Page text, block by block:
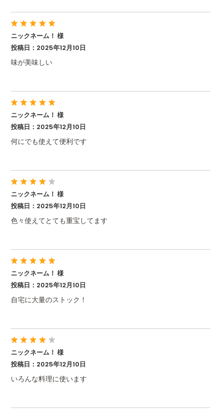
ニックネーム！ 様
投稿日：2025年12月10日
味が美味しい
ニックネーム！ 様
投稿日：2025年12月10日
何にでも使えて便利です
ニックネーム！ 様
投稿日：2025年12月10日
色々使えてとても重宝してます
ニックネーム！ 様
投稿日：2025年12月10日
自宅に大量のストック！
ニックネーム！ 様
投稿日：2025年12月10日
いろんな料理に使います